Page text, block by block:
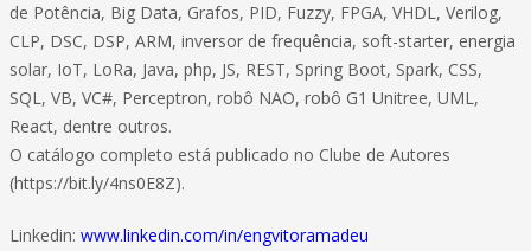
de Potência, Big Data, Grafos, PID, Fuzzy, FPGA, VHDL, Verilog,
CLP, DSC, DSP, ARM, inversor de frequência, soft-starter, energia
solar, IoT, LoRa, Java, php, JS, REST, Spring Boot, Spark, CSS,
SQL, VB, VC#, Perceptron, robô NAO, robô G1 Unitree, UML,
React, dentre outros.
O catálogo completo está publicado no Clube de Autores
(https://bit.ly/4ns0E8Z).
Linkedin: www.linkedin.com/in/engvitoramadeu